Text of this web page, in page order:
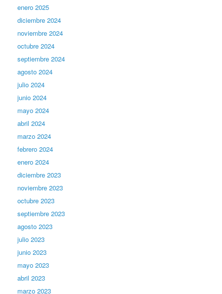
enero 2025
diciembre 2024
noviembre 2024
octubre 2024
septiembre 2024
agosto 2024
julio 2024
junio 2024
mayo 2024
abril 2024
marzo 2024
febrero 2024
enero 2024
diciembre 2023
noviembre 2023
octubre 2023
septiembre 2023
agosto 2023
julio 2023
junio 2023
mayo 2023
abril 2023
marzo 2023